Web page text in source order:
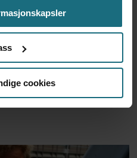
cookies
kommer ikke
de er gode på